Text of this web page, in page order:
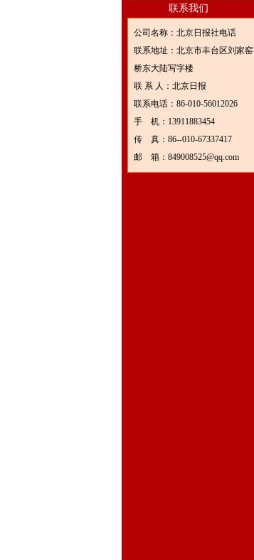
联系我们
公司名称：北京日报社电话
联系地址：北京市丰台区刘家窑
桥东大陆写字楼
联 系 人：北京日报
联系电话：86-010-56012026
手 机：13911883454
传 真：86--010-67337417
邮 箱：849008525@qq.com